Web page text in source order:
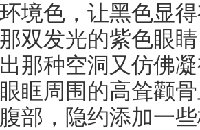
境色，让黑色显
双发光的紫色眼
那种空洞又仿佛
眶周围的高耸颧
部，隐约添加一